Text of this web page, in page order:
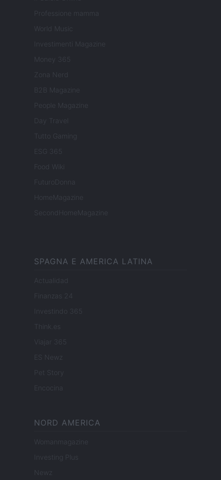
Professione mamma
World Music
Investimenti Magazine
Money 365
Zona Nerd
B2B Magazine
People Magazine
Day Travel
Tutto Gaming
ESG 365
Food Wiki
FuturoDonna
HomeMagazine
SecondHomeMagazine
SPAGNA E AMERICA LATINA
Actualidad
Finanzas 24
Investindo 365
Think.es
Viajar 365
ES Newz
Pet Story
Encocina
NORD AMERICA
Womanmagazine
Investing Plus
Newz